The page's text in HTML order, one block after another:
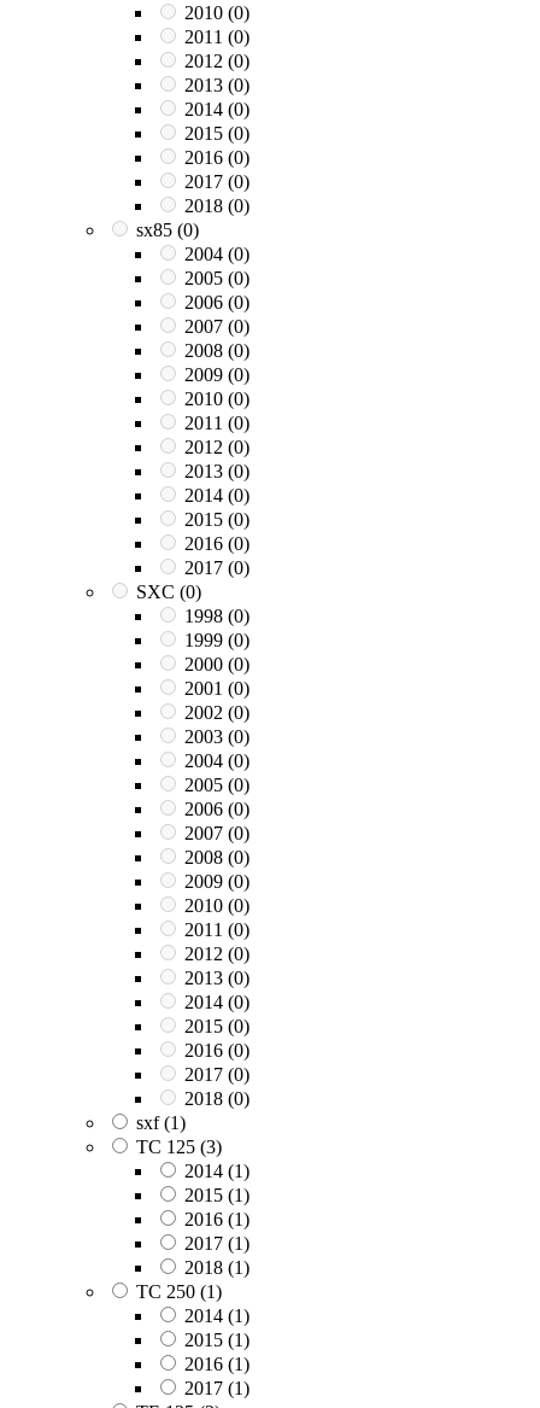
2010 (0)
2011 (0)
2012 (0)
2013 (0)
2014 (0)
2015 (0)
2016 (0)
2017 (0)
2018 (0)
sx85 (0)
2004 (0)
2005 (0)
2006 (0)
2007 (0)
2008 (0)
2009 (0)
2010 (0)
2011 (0)
2012 (0)
2013 (0)
2014 (0)
2015 (0)
2016 (0)
2017 (0)
SXC (0)
1998 (0)
1999 (0)
2000 (0)
2001 (0)
2002 (0)
2003 (0)
2004 (0)
2005 (0)
2006 (0)
2007 (0)
2008 (0)
2009 (0)
2010 (0)
2011 (0)
2012 (0)
2013 (0)
2014 (0)
2015 (0)
2016 (0)
2017 (0)
2018 (0)
sxf(1)
TC 125 (3)
2014 (1)
2015 (1)
2016 (1)
2017 (1)
2018 (1)
TC 250 (1)
2014 (1)
2015 (1)
2016 (1)
2017 (1)